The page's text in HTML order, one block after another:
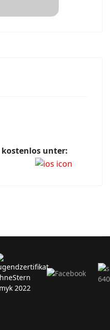
kostenlos unter: